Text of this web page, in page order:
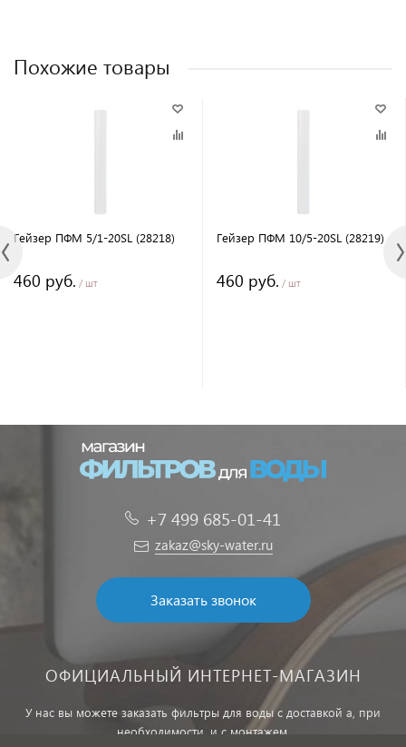
Похожие товары
Гейзер ПФМ 5/1-20SL (28218)
460 руб. / шт
Гейзер ПФМ 10/5-20SL (28219)
460 руб. / шт
+7 499 685-01-41
zakaz@sky-water.ru
Заказать звонок
ОФИЦИАЛЬНЫЙ ИНТЕРНЕТ-МАГАЗИН
У нас вы можете заказать фильтры для воды с доставкой а, при
необходимости, и с монтажем.